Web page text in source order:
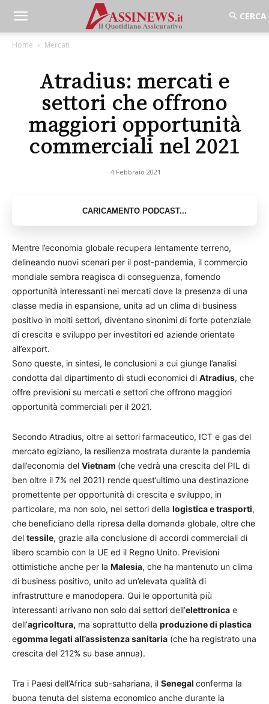
Home Mercati
Atradius: mercati e
settori che offrono
maggiori opportunità
commerciali nel 2021
4 Febbraio 2021
Mentre l’economia globale recupera lentamente terreno,
delineando nuovi scenari per il post-pandemia, il commercio
mondiale sembra reagisca di conseguenza, fornendo
opportunità interessanti nei mercati dove la presenza di una
classe media in espansione, unita ad un clima di business
positivo in molti settori, diventano sinonimi di forte potenziale
di crescita e sviluppo per investitori ed aziende orientate
all’export.
Sono queste, in sintesi, le conclusioni a cui giunge l’analisi
condotta dal dipartimento di studi economici di Atradius, che
offre previsioni su mercati e settori che offrono maggiori
opportunità commerciali per il 2021.
Secondo Atradius, oltre ai settori farmaceutico, ICT e gas del
mercato egiziano, la resilienza mostrata durante la pandemia
dall’economia del Vietnam (che vedrà una crescita del PIL di
ben oltre il 7% nel 2021) rende quest’ultimo una destinazione
promettente per opportunità di crescita e sviluppo, in
particolare, ma non solo, nei settori della logistica e trasporti,
che beneficiano della ripresa della domanda globale, oltre che
del tessile, grazie alla conclusione di accordi commerciali di
libero scambio con la UE ed il Regno Unito. Previsioni
ottimistiche anche per la Malesia, che ha mantenuto un clima
di business positivo, unito ad un’elevata qualità di
infrastrutture e manodopera. Qui le opportunità più
interessanti arrivano non solo dai settori dell’elettronica e
dell’agricoltura, ma soprattutto della produzione di plastica
egomma legati all’assistenza sanitaria (che ha registrato una
crescita del 212% su base annua).
Tra i Paesi dell’Africa sub-sahariana, il Senegal conferma la
buona tenuta del sistema economico anche durante la